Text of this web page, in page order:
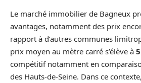
Le marché immobilier de Bagneux
avantages, notamment des prix
rapport à d’autres communes
prix moyen au mètre carré s’élève à
compétitif notamment en
des Hauts-de-Seine. Dans ce